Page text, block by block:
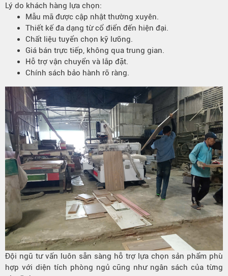
Lý do khách hàng lựa chọn:
Mẫu mã được cập nhật thường xuyên.
Thiết kế đa dạng từ cổ điển đến hiện đại.
Chất liệu tuyển chọn kỹ lưỡng.
Giá bán trực tiếp, không qua trung gian.
Hỗ trợ vận chuyển và lắp đặt.
Chính sách bảo hành rõ ràng.
Đội ngũ tư vấn luôn sẵn sàng hỗ trợ lựa chọn sản phẩm phù
hợp với diện tích phòng ngủ cũng như ngân sách của từng